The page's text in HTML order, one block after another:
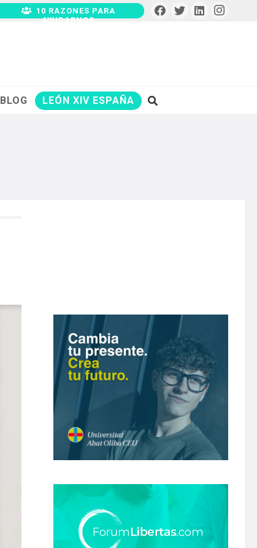
10 RAZONES PARA
AYUDARNOS
BLOG LEÓN XIV ESPAÑA